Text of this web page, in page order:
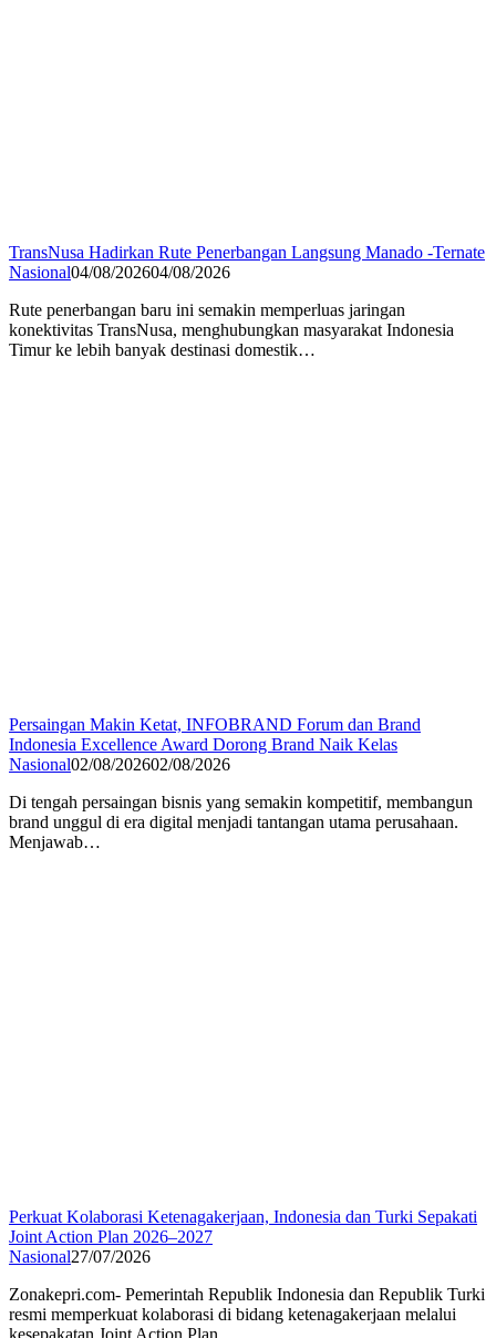
TransNusa Hadirkan Rute Penerbangan Langsung Manado -Ternate
Nasional04/08/202604/08/2026
Rute penerbangan baru ini semakin memperluas jaringan
konektivitas TransNusa, menghubungkan masyarakat Indonesia
Timur ke lebih banyak destinasi domestik…
Persaingan Makin Ketat, INFOBRAND Forum dan Brand
Indonesia Excellence Award Dorong Brand Naik Kelas
Nasional02/08/202602/08/2026
Di tengah persaingan bisnis yang semakin kompetitif, membangun
brand unggul di era digital menjadi tantangan utama perusahaan.
Menjawab…
Perkuat Kolaborasi Ketenagakerjaan, Indonesia dan Turki Sepakati
Joint Action Plan 2026–2027
Nasional27/07/2026
Zonakepri.com- Pemerintah Republik Indonesia dan Republik Turki
resmi memperkuat kolaborasi di bidang ketenagakerjaan melalui